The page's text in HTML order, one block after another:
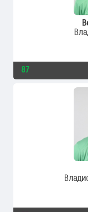
87